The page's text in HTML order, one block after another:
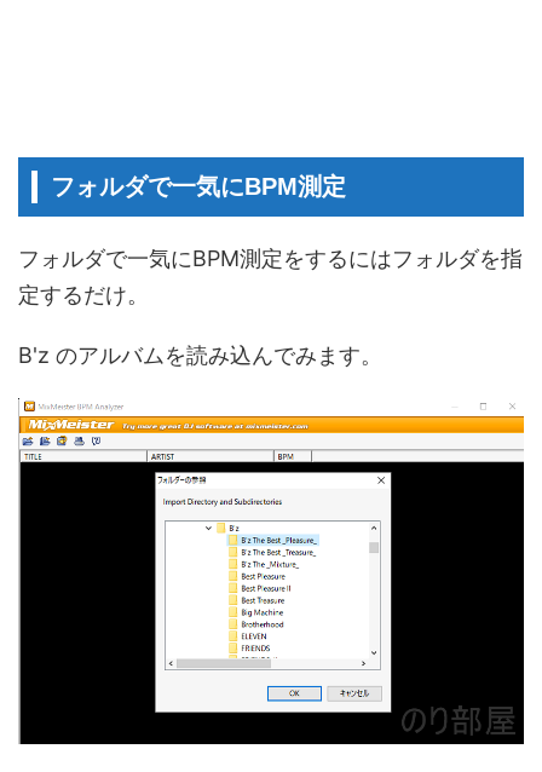
フォルダで一気にBPM測定
フォルダで一気にBPM測定をするにはフォルダを指
定するだけ。
B'z のアルバムを読み込んでみます。